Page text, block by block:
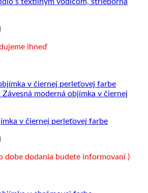
s textilným vodičom, strieborná
ihneď
v čiernej perleťovej farbe
dobe dodania budete informovaní )